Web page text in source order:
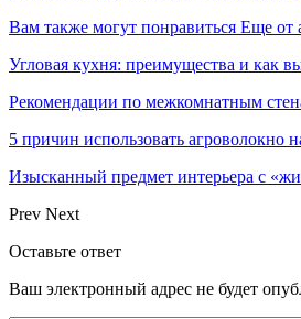
Вам также могут понравиться Еще от
Угловая кухня: преимущества и как
Рекомендации по межкомнатным
5 причин использовать агроволокно
Изысканный предмет интерьера с
Prev Next
Оставьте ответ
Ваш электронный адрес не будет